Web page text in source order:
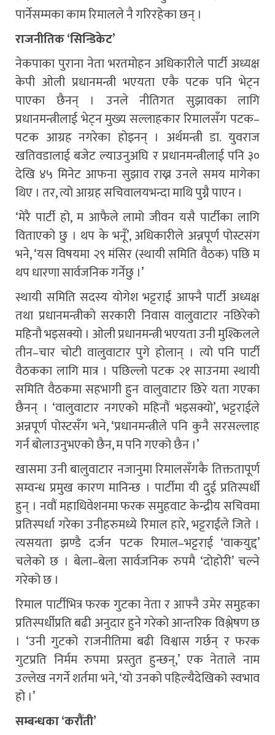
पार्नेसम्मका काम रिमालले नै गरिरहेका छन् ।
राजनीतिक ‘सिन्डिकेट’
नेकपाका पुराना नेता भरतमोहन अधिकारीले पार्टी अध्यक्ष
केपी ओली प्रधानमन्त्री भएयता एकै पटक पनि भेट्न
पाएका छैनन् । उनले नीतिगत सुझावका लागि
प्रधानमन्त्रीलाई भेट्न मुख्य सल्लाहकार रिमालसँग पटक–
पटक आग्रह नगरेका होइनन् । अर्थमन्त्री डा. युवराज
खतिवडालाई बजेट ल्याउनुअघि र प्रधानमन्त्रीलाई पनि ३०
देखि ४५ मिनेट आफना सुझाव राख्न उनले समय मागेका
थिए । तर, त्यो आग्रह सचिवालयभन्दा माथि पुग्नै पाएन ।
‘मेरै पार्टी हो, म आफैले लामो जीवन यसै पार्टीका लागि
विताएको छु । थप के भनूँ’, अधिकारीले अन्नपूर्ण पोस्टसंग
भने, ‘यस विषयमा २९ मंसिर (स्थायी समिति वैठक) पछि म
थप धारणा सार्वजनिक गर्नेछु ।’
स्थायी समिति सदस्य योगेश भट्टराई आफ्नै पार्टी अध्यक्ष
तथा प्रधानमन्त्रीको सरकारी निवास वालुवाटार नछिरेको
महिनौ भइसक्यो । ओली प्रधानमन्त्री भएयता उनी मुश्किलले
तीन–चार चोटी वालुवाटार पुगे होलान् । त्यो पनि पार्टी
वैठकका लागि मात्र । पछिल्लो पटक २१ साउनमा स्थायी
समिति वैठकमा सहभागी हुन वालुवाटार छिरे यता गएका
छैनन् । ‘वालुवाटार नगएको महिनौं भइसक्यो’, भट्टराईले
अन्नपूर्ण पोस्टसँग भने, ‘प्रधानमन्त्रीले पनि कुनै सरसल्लाह
गर्न बोलाउनुभएको छैन, म पनि गएको छैन ।’
खासमा उनी बालुवाटार नजानुमा रिमालसँगकै तिक्ततापूर्ण
सम्वन्ध प्रमुख कारण मानिन्छ । पार्टीमा यी दुई प्रतिस्पर्धी
हुन् । नवौं महाधिवेशनमा फरक समुहवाट केन्द्रीय सचिवमा
प्रतिस्पर्धा गरेका उनीहरुमध्ये रिमाल हारे, भट्टराईले जिते ।
त्यसयता झण्डै दर्जन पटक रिमाल–भट्टराई ‘वाकयुद्द’
चलेको छ । बेला–बेला सार्वजनिक रुपमै ‘दोहोरी’ चल्ने
गरेको छ ।
रिमाल पार्टीभित्र फरक गुटका नेता र आफ्नै उमेर समुहका
प्रतिस्पर्धीप्रति बढी अनुदार हुने गरेको आन्तरिक विश्लेषण छ
। ‘उनी गुटको राजनीतिमा बढी विश्वास गर्छन् र फरक
गुटप्रति निर्मम रुपमा प्रस्तुत हुन्छन्,’ एक नेताले नाम
उल्लेख नगर्ने शर्तमा भने, ‘यो उनको पहिल्यैदेखिको स्वभाव
हो ।’
सम्बन्धका ‘करौंती’